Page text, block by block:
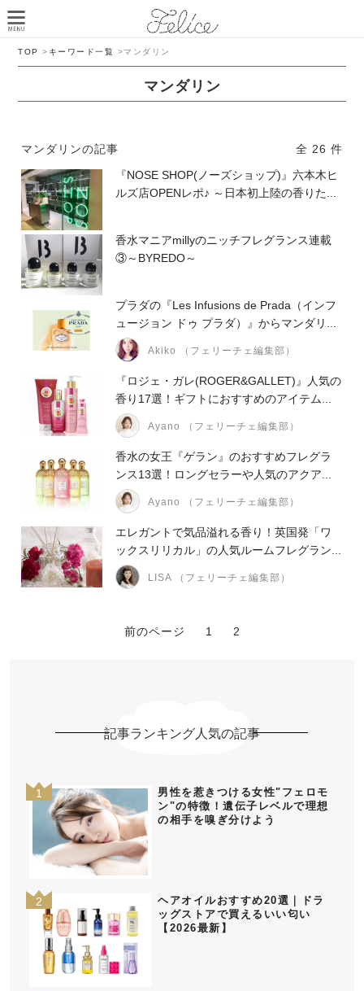
TOP > キーワード一覧 >マンダリン
マンダリン
マンダリンの記事
全 26 件
『NOSE SHOP(ノーズショップ)』六本木ヒ
ルズ店OPENレポ♪ ～日本初上陸の香りた...
香水マニアmillyのニッチフレグランス連載
③～BYREDO～
プラダの『Les Infusions de Prada（インフ
ュージョン ドゥ プラダ）』からマンダリ...
Akiko （フェリーチェ編集部）
『ロジェ・ガレ(ROGER&GALLET)』人気の
香り17選！ギフトにおすすめのアイテム...
Ayano （フェリーチェ編集部）
香水の女王『ゲラン』のおすすめフレグラ
ンス13選！ロングセラーや人気のアクア...
Ayano （フェリーチェ編集部）
エレガントで気品溢れる香り！英国発「ワ
ックスリリカル」の人気ルームフレグラン...
LISA （フェリーチェ編集部）
前のページ 1 2
記事ランキング人気の記事
男性を惹きつける女性"フェロモ
ン"の特徴！遺伝子レベルで理想
の相手を嗅ぎ分けよう
ヘアオイルおすすめ20選｜ドラ
ッグストアで買えるいい匂い
【2026最新】